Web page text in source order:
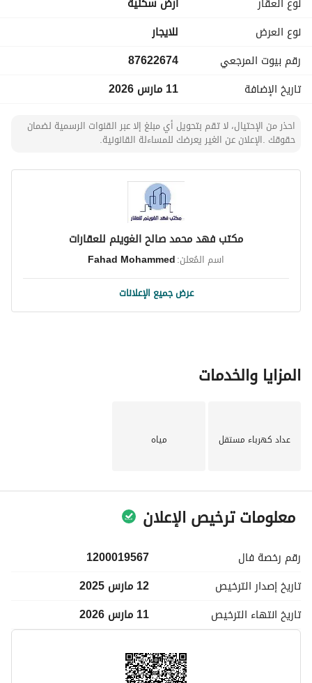
نوع العرض
للايجار
رقم بيوت المرجعي
87622674
تاريخ الإضافة
11 مارس 2026
احذر من الإحتيال، لا تقم بتحويل أي مبلغ إلا عبر القنوات الرسمية لضمان
حقوقك .الإعلان عن الغير يعرضك للمساءلة القانونية.
مكتب فهد محمد صالح الغوينم للعقارات
اسم المُعلن:Fahad Mohammed
عرض جميع الإعلانات
المزايا والخدمات
عداد كهرباء مستقل مياه
معلومات ترخيص الإعلان
رقم رخصة فال
1200019567
تاريخ إصدار الترخيص
12 مارس 2025
تاريخ انتهاء الترخيص 11 مارس 2026